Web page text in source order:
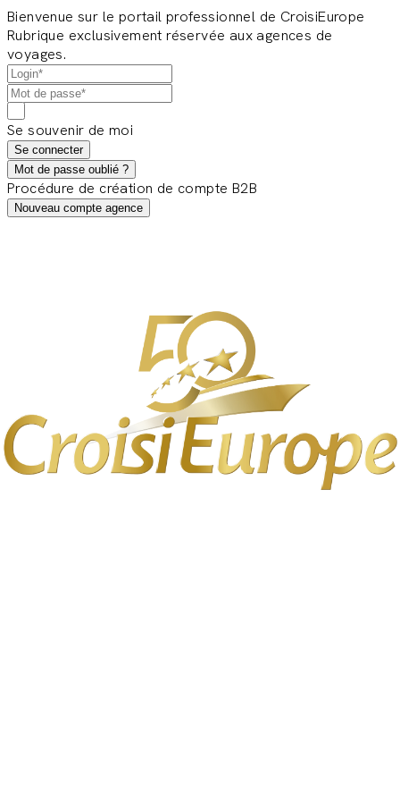
Bienvenue sur le portail professionnel de CroisiEurope
Rubrique exclusivement réservée aux agences de
voyages.
Se souvenir de moi
Se connecter
Mot de passe oublié ?
Procédure de création de compte B2B
Nouveau compte agence